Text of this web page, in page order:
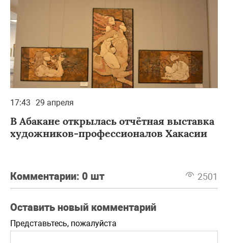
17:43 29 апреля
В Абакане открылась отчётная выставка
художников-профессионалов Хакасии
Комментарии: 0 шт 2501
Оставить новый комментарий
Представьтесь, пожалуйста